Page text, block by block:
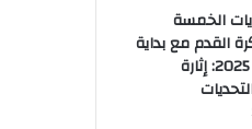
الخمسة
القدم مع بداية
العام الجديد 2025: إثارة